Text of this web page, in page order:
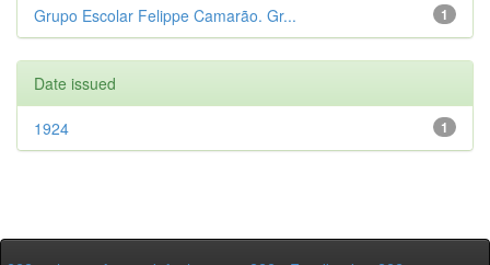
1
Grupo Escolar Felippe Camarão. Gr...
Date issued
1
1924